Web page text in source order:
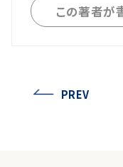
この著者が
PREV